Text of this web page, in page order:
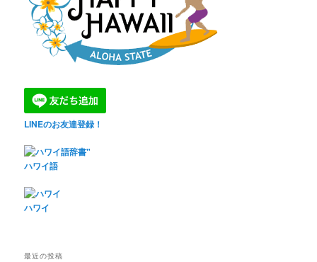
LINEのお友達登録！
ハワイ語
ハワイ
最近の投稿